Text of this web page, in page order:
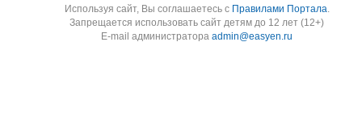
Используя cайт, Вы соглашаетесь с Правилами Портала.
Запрещается использовать сайт детям до 12 лет (12+)
E-mail администратораadmin@easyen.ru